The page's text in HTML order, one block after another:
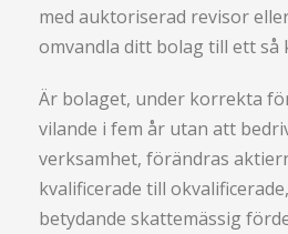
med auktoriserad revisor
omvandla ditt bolag till ett så
Är bolaget, under korrekta
vilande i fem år utan att
verksamhet, förändras
kvalificerade till
betydande skattemässig